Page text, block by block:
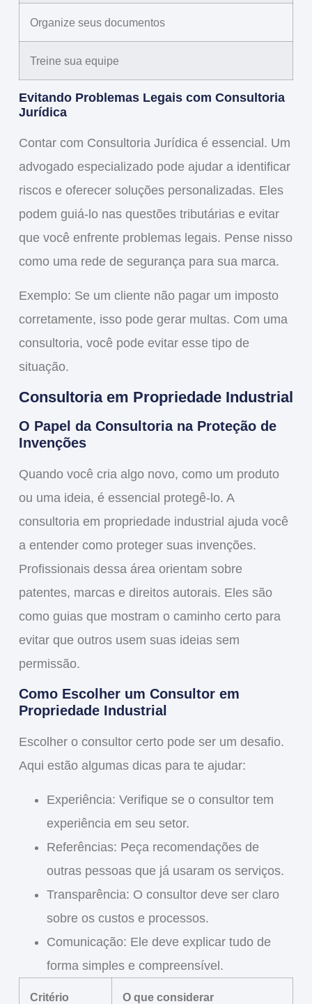
Organize seus documentos
Treine sua equipe
Evitando Problemas Legais com Consultoria
Jurídica
Contar com Consultoria Jurídicaé essencial. Um
advogado especializado pode ajudar a identificar
riscos e oferecer soluções personalizadas. Eles
podem guiá-lo nas questões tributárias e evitar
que você enfrente problemas legais. Pense nisso
como uma rede de segurança para sua marca.
Exemplo: Se um cliente não pagar um imposto
corretamente, isso pode gerar multas. Com uma
consultoria, você pode evitar esse tipo de
situação.
Consultoria em Propriedade Industrial
O Papel da Consultoria na Proteção de
Invenções
Quando você cria algo novo, como um produto
ou uma ideia, é essencial protegê-lo. A
consultoria em propriedade industrial ajuda você
a entender como proteger suas invenções.
Profissionais dessa área orientam sobre
patentes, marcas e direitos autorais. Eles são
como guias que mostram o caminho certo para
evitar que outros usem suas ideias sem
permissão.
Como Escolher um Consultor em
Propriedade Industrial
Escolher o consultor certo pode ser um desafio.
Aqui estão algumas dicas para te ajudar:
Experiência: Verifique se o consultor tem
experiência em seu setor.
Referências: Peça recomendações de
outras pessoas que já usaram os serviços.
Transparência: O consultor deve ser claro
sobre os custos e processos.
Comunicação: Ele deve explicar tudo de
forma simples e compreensível.
Critério O que considerar